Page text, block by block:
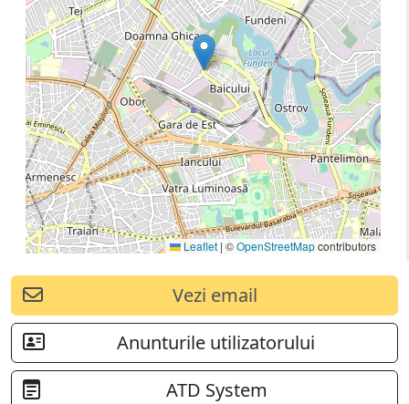
Leaflet | ©OpenStreetMapcontributors
Vezi email
Anunturile utilizatorului
ATD System